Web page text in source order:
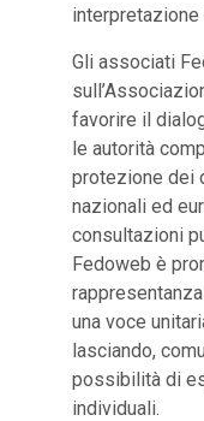
interpretazione
Gli associati
favorire il
le autorità
protezione dei
nazionali ed
consultazioni
Fedoweb è
una voce
lasciando,
possibilità di
individuali.